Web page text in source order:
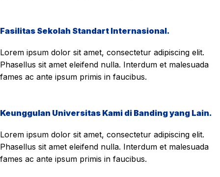
Fasilitas Sekolah Standart Internasional.
Lorem ipsum dolor sit amet, consectetur adipiscing elit.
Phasellus sit amet eleifend nulla. Interdum et malesuada
fames ac ante ipsum primis in faucibus.
Keunggulan Universitas Kami di Banding yang Lain.
Lorem ipsum dolor sit amet, consectetur adipiscing elit.
Phasellus sit amet eleifend nulla. Interdum et malesuada
fames ac ante ipsum primis in faucibus.